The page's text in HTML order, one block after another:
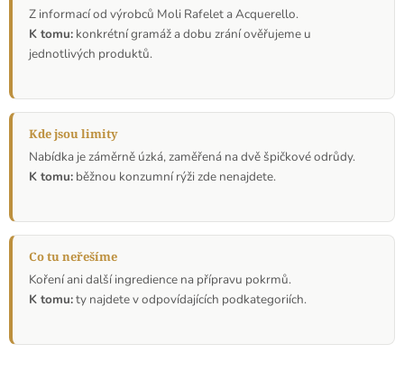
Z informací od výrobců Moli Rafelet a Acquerello.
K tomu: konkrétní gramáž a dobu zrání ověřujeme u
jednotlivých produktů.
Kde jsou limity
Nabídka je záměrně úzká, zaměřená na dvě špičkové odrůdy.
K tomu: běžnou konzumní rýži zde nenajdete.
Co tu neřešíme
Koření ani další ingredience na přípravu pokrmů.
K tomu:ty najdete v odpovídajících podkategoriích.